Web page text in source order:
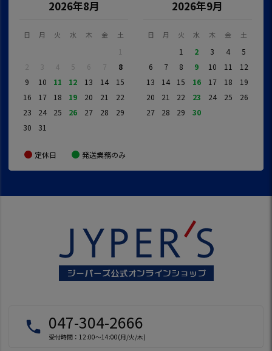
2026年8月
日 月 火 水 木 金 土
1
2
3 4 5 6 7
8
9
10 11 12 13 14
15
16
17 18 19 20 21
22
23
24 25 26 27 28
29
30
31
2026年9月
日 月 火 水 木 金 土
1 2 3 4
5
6
7 8 9 10 11
12
13
14 15 16 17 18
19
20
21 22 23 24 25
26
27
28 29 30
定休日 発送業務のみ
local_phone 047-304-2666
受付時間：12:00～14:00(月/火/木)